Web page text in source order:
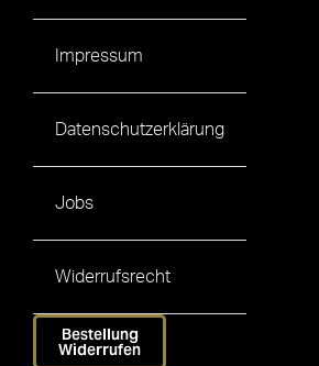
Impressum
Datenschutzerklärung
Jobs
Widerrufsrecht
Bestellung
Widerrufen